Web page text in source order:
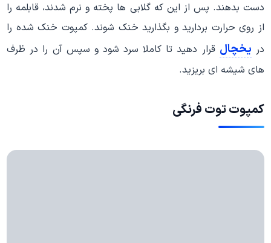
دست بدهند. پس از این که گلابی ها پخته و نرم شدند، قابلمه را
از روی حرارت بردارید و بگذارید خنک شوند. کمپوت خنک شده را
در یخچال قرار دهید تا کاملا سرد شود و سپس آن را در ظرف
های شیشه ای بریزید.
کمپوت توت فرنگی